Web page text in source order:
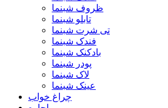
ظروف شبنما
تابلو شبنما
تی شرت شبنما
فندک شبنما
بادکنک شبنما
پودر شبنما
لاک شبنما
عینک شبنما
چراغ خواب